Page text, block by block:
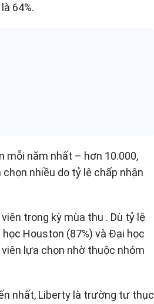
64%.
mỗi năm nhất – hơn 10.000,
nhiều do tỷ lệ chấp nhận
trong kỳ mùa thu . Dù tỷ lệ
Houston (87%) và Đại học
lựa chọn nhờ thuộc nhóm
nhất, Liberty là trường tư thục